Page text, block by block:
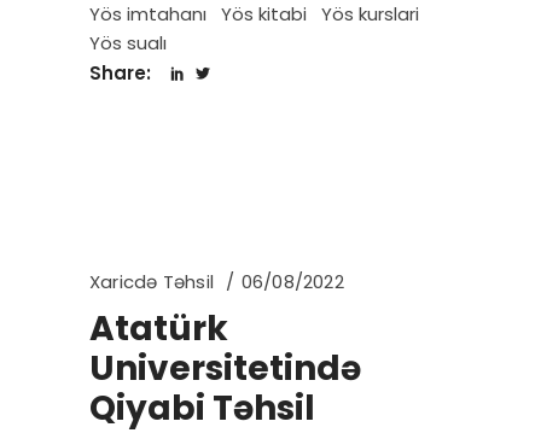
Yös imtahanı
Yös kitabi
Yös kurslari
Yös sualı
Share:
Xaricdə Təhsil 06/08/2022
Atatürk
Universitetində
Qiyabi Təhsil